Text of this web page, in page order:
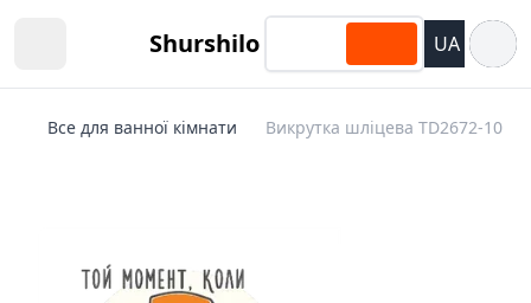
Shurshilo UA
Все для ванної кімнати Викрутка шліцева TD2672-10